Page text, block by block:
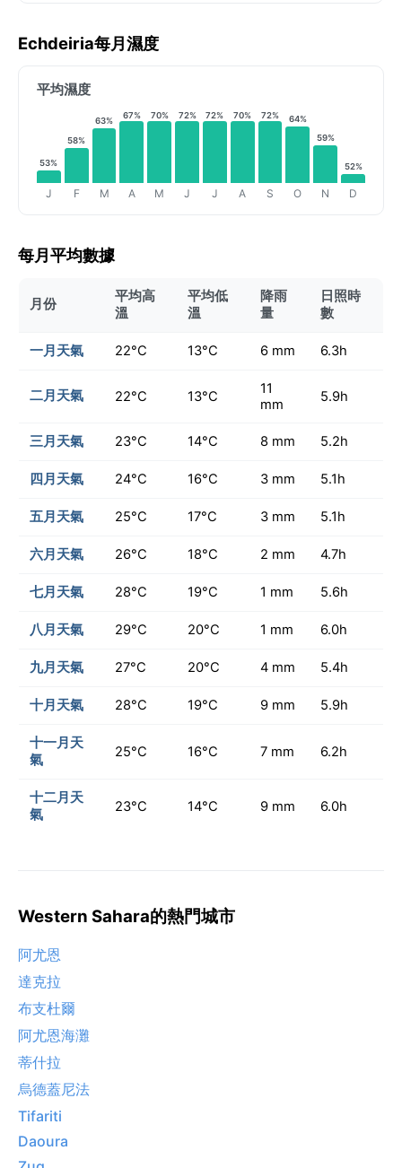
Echdeiria每月濕度
平均濕度
53%
J
58%
F
63%
M
67%
A
70%
M
72%
J
72%
J
70%
A
72%
S
64%
O
59%
N
52%
D
每月平均數據
月份
平均高
溫
平均低
溫
降雨
量
日照時
數
一月天氣 22°C 13°C 6 mm 6.3h
二月天氣 22°C 13°C
11
mm
5.9h
三月天氣 23°C 14°C 8 mm 5.2h
四月天氣 24°C 16°C 3 mm 5.1h
五月天氣 25°C 17°C 3 mm 5.1h
六月天氣 26°C 18°C 2 mm 4.7h
七月天氣 28°C 19°C 1 mm 5.6h
八月天氣 29°C 20°C 1 mm 6.0h
九月天氣 27°C 20°C 4 mm 5.4h
十月天氣 28°C 19°C 9 mm 5.9h
十一月天
氣
25°C 16°C 7 mm 6.2h
十二月天
氣
23°C 14°C 9 mm 6.0h
Western Sahara的熱門城市
阿尤恩
達克拉
布支杜爾
阿尤恩海灘
蒂什拉
烏德蓋尼法
Tifariti
Daoura